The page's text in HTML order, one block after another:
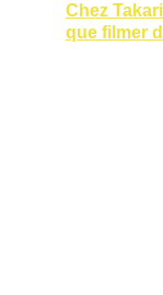
Chez
que filmer